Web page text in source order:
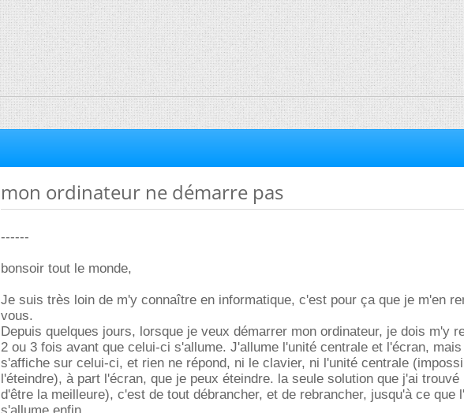
mon ordinateur ne démarre pas
------
bonsoir tout le monde,
Je suis très loin de m'y connaître en informatique, c'est pour ça que je m'en
vous.
Depuis quelques jours, lorsque je veux démarrer mon ordinateur, je dois m'y
2 ou 3 fois avant que celui-ci s'allume. J'allume l'unité centrale et l'écran,
s'affiche sur celui-ci, et rien ne répond, ni le clavier, ni l'unité centrale
l'éteindre), à part l'écran, que je peux éteindre. la seule solution que j'ai trouvé
d'être la meilleure), c'est de tout débrancher, et de rebrancher, jusqu'à ce que